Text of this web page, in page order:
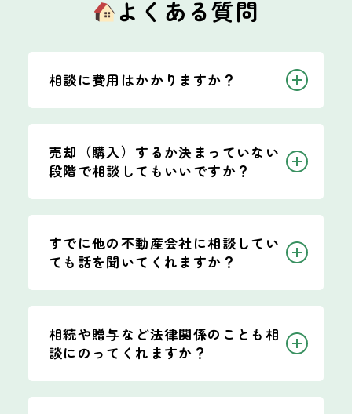
よくある質問
相談に費用はかかりますか？
売却（購入）するか決まっていない
段階で相談してもいいですか？
すでに他の不動産会社に相談してい
ても話を聞いてくれますか？
相続や贈与など法律関係のことも相
談にのってくれますか？